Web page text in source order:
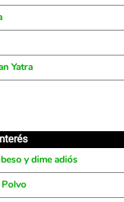
Yatra
y dime adiós